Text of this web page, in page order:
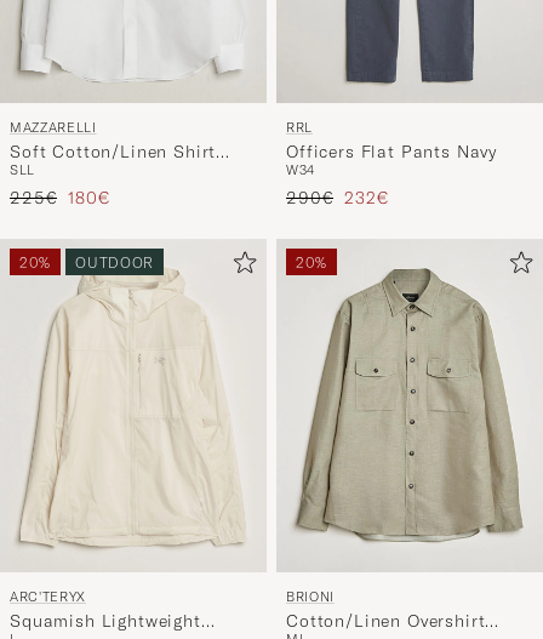
MAZZARELLI
Soft Cotton/Linen Shirt
White
SLL
Regulärer Preis
225€ Reduzierter Preis
180€
RRL
Officers Flat Pants Navy
W34
Regulärer Preis
290€ Reduzierter Preis
232€
20% OUTDOOR
ARC'TERYX
Squamish Lightweight
20%
BRIONI
Cotton/Linen Overshirt